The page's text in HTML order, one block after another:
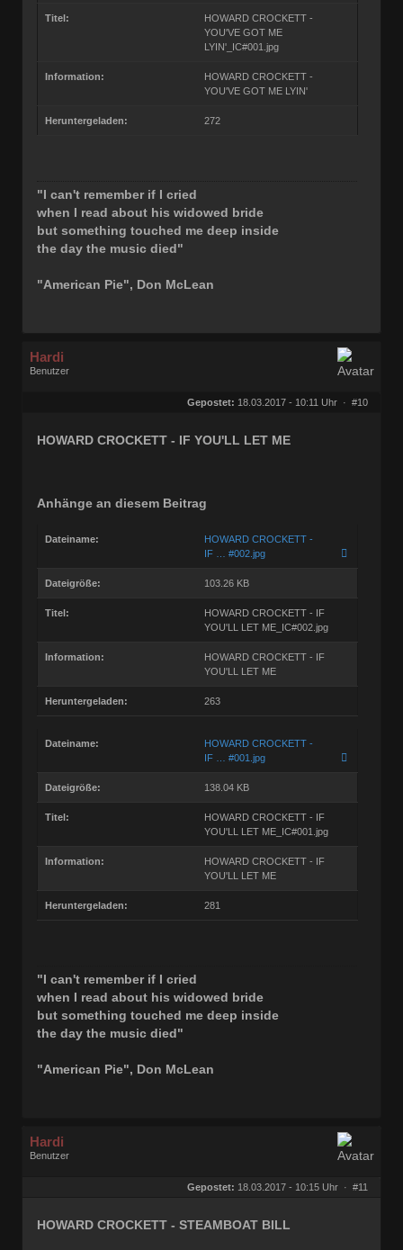
Titel:
HOWARD CROCKETT -
YOU'VE GOT ME
LYIN'_IC#001.jpg
Information:
HOWARD CROCKETT -
YOU'VE GOT ME LYIN'
Heruntergeladen: 272
"I can't remember if I cried
when I read about his widowed bride
but something touched me deep inside
the day the music died"
"American Pie", Don McLean
Hardi
Benutzer
Gepostet: 18.03.2017 - 10:11 Uhr · #10
HOWARD CROCKETT - IF YOU'LL LET ME
Anhänge an diesem Beitrag
Dateiname:
HOWARD CROCKETT -
IF … #002.jpg
Dateigröße: 103.26 KB
Titel:
HOWARD CROCKETT - IF
YOU'LL LET ME_IC#002.jpg
Information:
HOWARD CROCKETT - IF
YOU'LL LET ME
Heruntergeladen: 263
Dateiname:
HOWARD CROCKETT -
IF … #001.jpg
Dateigröße: 138.04 KB
Titel:
HOWARD CROCKETT - IF
YOU'LL LET ME_IC#001.jpg
Information:
HOWARD CROCKETT - IF
YOU'LL LET ME
Heruntergeladen: 281
"I can't remember if I cried
when I read about his widowed bride
but something touched me deep inside
the day the music died"
"American Pie", Don McLean
Hardi
Benutzer
Gepostet: 18.03.2017 - 10:15 Uhr · #11
HOWARD CROCKETT - STEAMBOAT BILL